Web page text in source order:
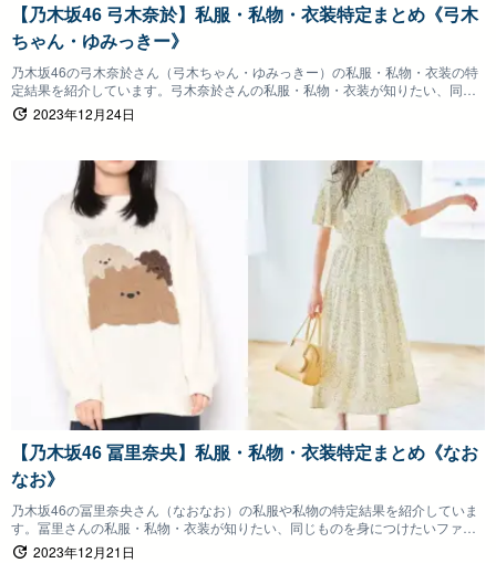
【乃木坂46 弓木奈於】私服・私物・衣装特定まとめ《弓木
ちゃん・ゆみっきー》
乃木坂46の弓木奈於さん（弓木ちゃん・ゆみっきー）の私服・私物・衣装の特
定結果を紹介しています。弓木奈於さんの私服・私物・衣装が知りたい、同じ
ものを身につけたいファンの方は参考にしていただけると嬉しいです。
2023年12月24日
【乃木坂46 冨里奈央】私服・私物・衣装特定まとめ《なお
なお》
乃木坂46の冨里奈央さん（なおなお）の私服や私物の特定結果を紹介していま
す。冨里さんの私服・私物・衣装が知りたい、同じものを身につけたいファン
の方は参考にしていただけると嬉しいです。
2023年12月21日